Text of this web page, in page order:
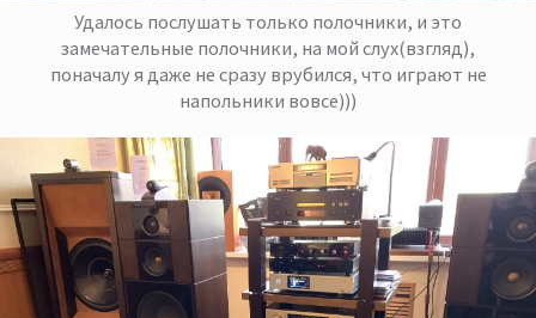
Удалось послушать только полочники, и это
замечательные полочники, на мой слух(взгляд),
поначалу я даже не сразу врубился, что играют не
напольники вовсе)))